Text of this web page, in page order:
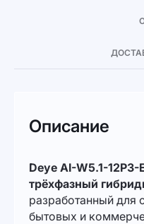
Описание
Deye AI-W5.1-
трёхфазный
разработанный для
бытовых и